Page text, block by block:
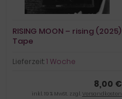
RISING MOON – rising (2025)
Tape
Lieferzeit:1 Woche
8,00 €
inkl. 19 % MwSt. zzgl.Versandkosten